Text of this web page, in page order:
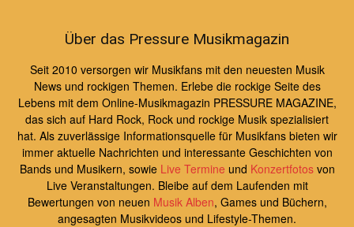
Über das Pressure Musikmagazin
Seit 2010 versorgen wir Musikfans mit den neuesten Musik
News und rockigen Themen. Erlebe die rockige Seite des
Lebens mit dem Online-Musikmagazin PRESSURE MAGAZINE,
das sich auf Hard Rock, Rock und rockige Musik spezialisiert
hat. Als zuverlässige Informationsquelle für Musikfans bieten wir
immer aktuelle Nachrichten und interessante Geschichten von
Bands und Musikern, sowie Live Termine und Konzertfotosvon
Live Veranstaltungen. Bleibe auf dem Laufenden mit
Bewertungen von neuen Musik Alben, Games und Büchern,
angesagten Musikvideos und Lifestyle-Themen.